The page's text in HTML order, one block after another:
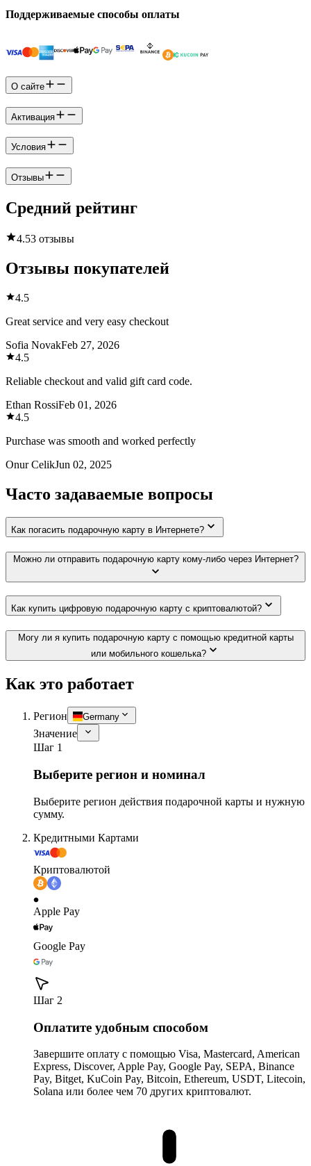
Поддерживаемые способы оплаты
О сайте
Активация
Условия
Отзывы
Средний рейтинг
4.53 отзывы
Отзывы покупателей
4.5
Great service and very easy checkout
Sofia NovakFeb 27, 2026
4.5
Reliable checkout and valid gift card code.
Ethan RossiFeb 01, 2026
4.5
Purchase was smooth and worked perfectly
Onur CelikJun 02, 2025
Часто задаваемые вопросы
Как погасить подарочную карту в Интернете?
Можно ли отправить подарочную карту кому-либо через Интернет?
Как купить цифровую подарочную карту с криптовалютой?
Могу ли я купить подарочную карту с помощью кредитной карты
или мобильного кошелька?
Как это работает
Регион Germany
Значение
Шаг 1
Выберите регион и номинал
Выберите регион действия подарочной карты и нужную
сумму.
Кредитными Картами
Криптовалютой
Apple Pay
Google Pay
Шаг 2
Оплатите удобным способом
Завершите оплату с помощью Visa, Mastercard, American
Express, Discover, Apple Pay, Google Pay, SEPA, Binance
Pay, Bitget, KuCoin Pay, Bitcoin, Ethereum, USDT, Litecoin,
Solana или более чем 70 других криптовалют.